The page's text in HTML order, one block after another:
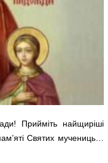
Прийміть найщиріші
Cвятих мучениць…